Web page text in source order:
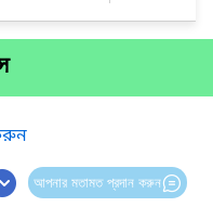
আপনার মতামত প্রদান করুন